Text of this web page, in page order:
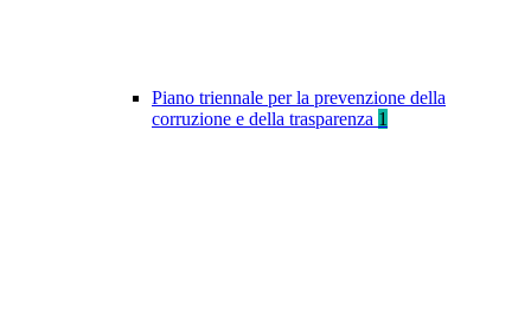
Piano triennale per la prevenzione della
corruzione e della trasparenza 1